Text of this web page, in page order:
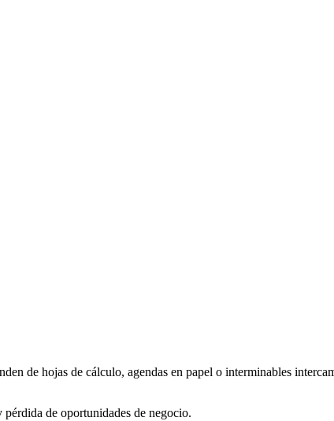
de hojas de cálculo, agendas en papel o interminables
de oportunidades de negocio.